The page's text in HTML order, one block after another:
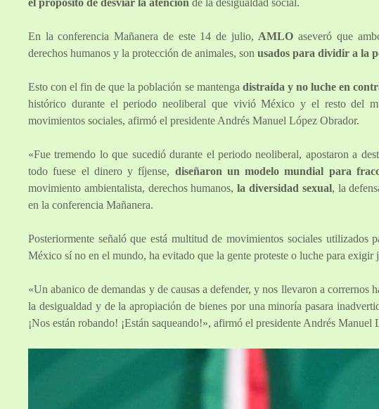
En la conferencia Mañanera de este 14 de julio, AMLOaseveró que
derechos humanos y la protección de animales, son usados para dividir a la
Esto con el fin de que la población se mantenga distraída y no luche en
histórico durante el periodo neoliberal que vivió México y el resto del
movimientos sociales, afirmó el presidente Andrés Manuel López Obrador.
«Fue tremendo lo que sucedió durante el periodo neoliberal, apostaron a
todo fuese el dinero y fíjense, diseñaron un modelo mundial para
movimiento ambientalista, derechos humanos,la diversidad sexual, la
en la conferencia Mañanera.
Posteriormente señaló que está multitud de movimientos sociales
México sí no en el mundo, ha evitado que la gente proteste o luche para exigir
«Un abanico de demandas y de causas a defender, y nos llevaron a corrernos
la desigualdad y de la apropiación de bienes por una minoría pasara
¡Nos están robando! ¡Están saqueando!», afirmó el presidente Andrés Manuel